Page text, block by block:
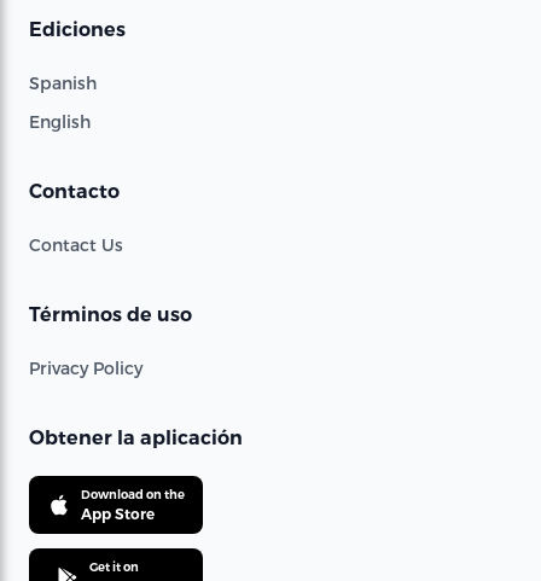
Ediciones
Spanish
English
Contacto
Contact Us
Términos de uso
Privacy Policy
Obtener la aplicación
Download on the
App Store
Get it on